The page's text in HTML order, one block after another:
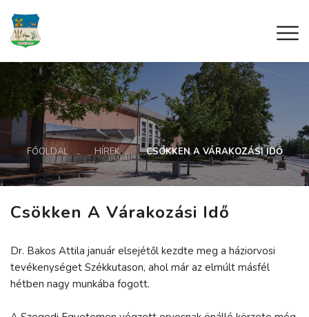
FŐOLDAL HÍREK CSÖKKEN A VÁRAKOZÁSI IDŐ
Csökken A Várakozási Idő
Dr. Bakos Attila január elsejétől kezdte meg a háziorvosi
tevékenységet Székkutason, ahol már az elmúlt másfél
hétben nagy munkába fogott.